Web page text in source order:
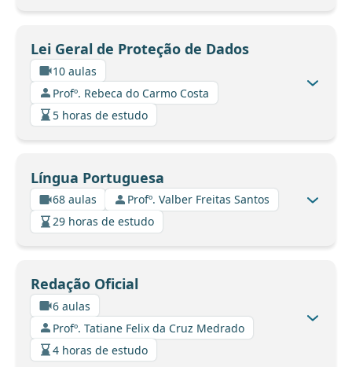
Lei Geral de Proteção de Dados
10 aulas
Profº. Rebeca do Carmo Costa
5 horas de estudo
Língua Portuguesa
68 aulas
Profº. Valber Freitas Santos
29 horas de estudo
Redação Oficial
6 aulas
Profº. Tatiane Felix da Cruz Medrado
4 horas de estudo